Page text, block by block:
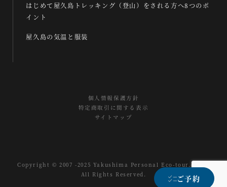
ご予約
はじめて屋久島トレッキング（登山）をされる方へ8つのポ
イント
屋久島の気温と服装
個人情報保護方針
特定商取引に関する表示
サイトマップ
Copyright © 2007 -2025 Yakushima Personal Eco-tour.com
All Rights Reserved.